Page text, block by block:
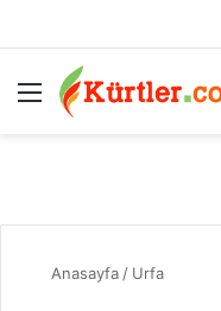
Menü
Anasayfa / Urfa